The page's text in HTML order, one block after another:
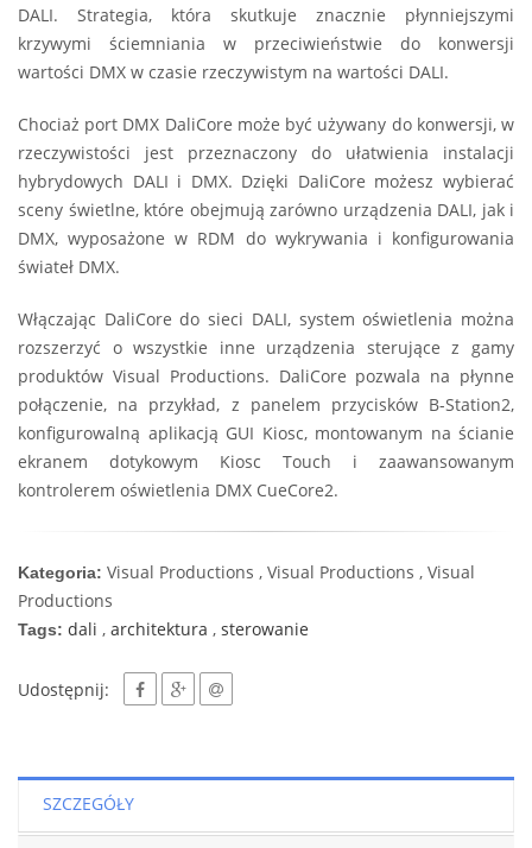
DALI. Strategia, która skutkuje znacznie płynniejszymi
krzywymi ściemniania w przeciwieństwie do konwersji
wartości DMX w czasie rzeczywistym na wartości DALI.
Chociaż port DMX DaliCore może być używany do konwersji, w
rzeczywistości jest przeznaczony do ułatwienia instalacji
hybrydowych DALI i DMX. Dzięki DaliCore możesz wybierać
sceny świetlne, które obejmują zarówno urządzenia DALI, jak i
DMX, wyposażone w RDM do wykrywania i konfigurowania
świateł DMX.
Włączając DaliCore do sieci DALI, system oświetlenia można
rozszerzyć o wszystkie inne urządzenia sterujące z gamy
produktów Visual Productions. DaliCore pozwala na płynne
połączenie, na przykład, z panelem przycisków B-Station2,
konfigurowalną aplikacją GUI Kiosc, montowanym na ścianie
ekranem dotykowym Kiosc Touch i zaawansowanym
kontrolerem oświetlenia DMX CueCore2.
Kategoria: Visual Productions , Visual Productions , Visual
Productions
Tags: dali , architektura , sterowanie
Udostępnij:
SZCZEGÓŁY